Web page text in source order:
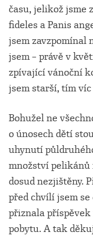
času, jelikož jsme
fideles a Panis
jsem zavzpomínal
jsem – právě v
zpívající vánoční
jsem starší, tím
Bohužel ne
o únosech dětí
uhynutí
množství pelikánů
dosud nezjištěny.
před chvílí jsem
přiznala
pobytu. A tak